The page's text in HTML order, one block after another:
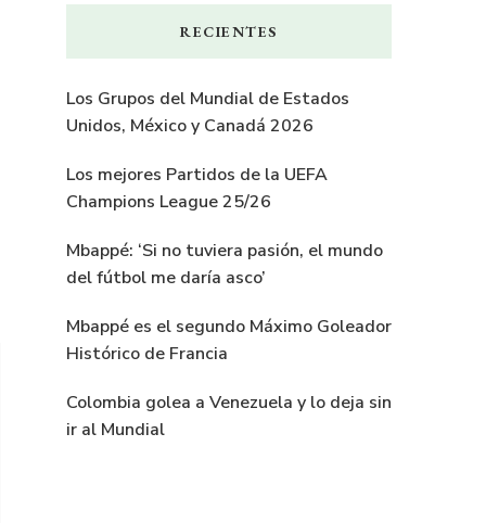
RECIENTES
Los Grupos del Mundial de Estados
Unidos, México y Canadá 2026
Los mejores Partidos de la UEFA
Champions League 25/26
Mbappé: ‘Si no tuviera pasión, el mundo
del fútbol me daría asco’
Mbappé es el segundo Máximo Goleador
Histórico de Francia
Colombia golea a Venezuela y lo deja sin
ir al Mundial